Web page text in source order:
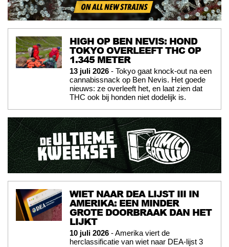
HIGH OP BEN NEVIS: HOND
TOKYO OVERLEEFT THC OP
1.345 METER
13 juli 2026 - Tokyo gaat knock-out na een
cannabissnack op Ben Nevis. Het goede
nieuws: ze overleeft het, en laat zien dat
THC ook bij honden niet dodelijk is.
WIET NAAR DEA LIJST III IN
AMERIKA: EEN MINDER
GROTE DOORBRAAK DAN HET
LIJKT
10 juli 2026 - Amerika viert de
herclassificatie van wiet naar DEA-lijst 3